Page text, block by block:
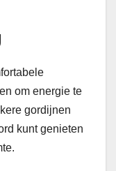
om energie te
gordijnen
kunt genieten